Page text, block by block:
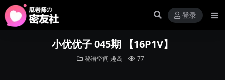
登录
小优优子 045期 【16P1V】
秘语空间 趣岛 77